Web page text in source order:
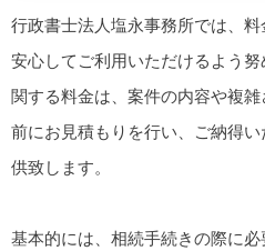
行政書士法人塩永事務所では、
安心してご利用いただけるよう
関する料金は、案件の内容や複
前にお見積もりを行い、ご納得
供致します。
基本的には、相続手続きの際に